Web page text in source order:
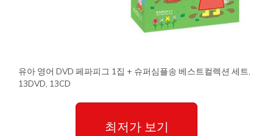
유아 영어 DVD 페파피그 1집 + 슈퍼심플송 베스트컬렉션 세트,
13DVD, 13CD
최저가 보기